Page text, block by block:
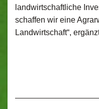
landwirtschaftliche
schaffen wir eine
Landwirtschaft“,